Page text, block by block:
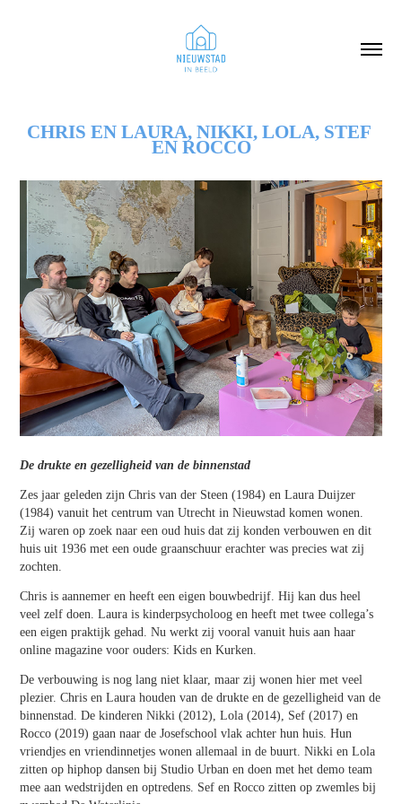
CHRIS EN LAURA, NIKKI, LOLA, STEF
EN ROCCO
De drukte en gezelligheid van de binnenstad
Zes jaar geleden zijn Chris van der Steen (1984) en Laura Duijzer
(1984) vanuit het centrum van Utrecht in Nieuwstad komen wonen.
Zij waren op zoek naar een oud huis dat zij konden verbouwen en dit
huis uit 1936 met een oude graanschuur erachter was precies wat zij
zochten.
Chris is aannemer en heeft een eigen bouwbedrijf. Hij kan dus heel
veel zelf doen. Laura is kinderpsycholoog en heeft met twee collega’s
een eigen praktijk gehad. Nu werkt zij vooral vanuit huis aan haar
online magazine voor ouders: Kids en Kurken.
De verbouwing is nog lang niet klaar, maar zij wonen hier met veel
plezier. Chris en Laura houden van de drukte en de gezelligheid van de
binnenstad. De kinderen Nikki (2012), Lola (2014), Sef (2017) en
Rocco (2019) gaan naar de Josefschool vlak achter hun huis. Hun
vriendjes en vriendinnetjes wonen allemaal in de buurt. Nikki en Lola
zitten op hiphop dansen bij Studio Urban en doen met het demo team
mee aan wedstrijden en optredens. Sef en Rocco zitten op zwemles bij